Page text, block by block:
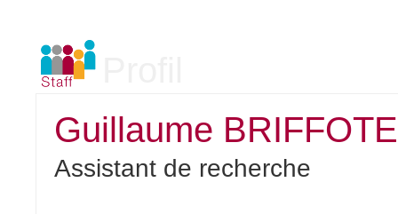
Guillaume
Assistant de recherche